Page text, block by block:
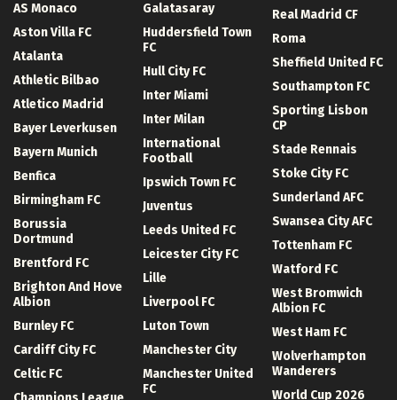
AS Monaco
Aston Villa FC
Atalanta
Athletic Bilbao
Atletico Madrid
Bayer Leverkusen
Bayern Munich
Benfica
Birmingham FC
Borussia
Dortmund
Brentford FC
Brighton And Hove
Albion
Burnley FC
Cardiff City FC
Celtic FC
Galatasaray
Huddersfield Town
FC
Hull City FC
Inter Miami
Inter Milan
International
Football
Ipswich Town FC
Juventus
Leeds United FC
Leicester City FC
Lille
Liverpool FC
Luton Town
Manchester City
Manchester United
FC
Real Madrid CF
Roma
Sheffield United FC
Southampton FC
Sporting Lisbon
CP
Stade Rennais
Stoke City FC
Sunderland AFC
Swansea City AFC
Tottenham FC
Watford FC
West Bromwich
Albion FC
West Ham FC
Wolverhampton
Wanderers
World Cup 2026